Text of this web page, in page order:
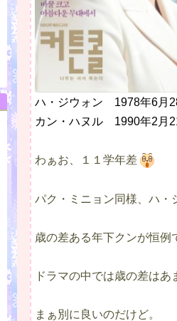
ハ・ジウォン 1978年6月
カン・ハヌル 1990年2月
わぁお、１１学年差
パク・ミニョン同様、ハ・
歳の差ある年下クンが恒例
ドラマの中では歳の差はあ
まぁ別に良いのだけど。